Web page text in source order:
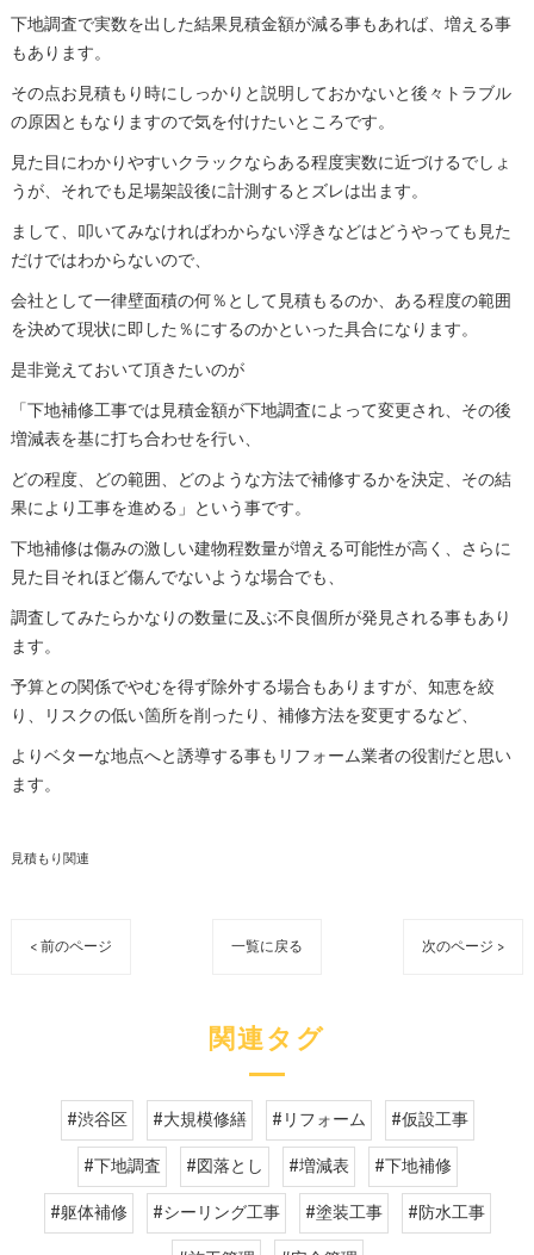
下地調査で実数を出した結果見積金額が減る事もあれば、増える事
もあります。
その点お見積もり時にしっかりと説明しておかないと後々トラブル
の原因ともなりますので気を付けたいところです。
見た目にわかりやすいクラックならある程度実数に近づけるでしょ
うが、それでも足場架設後に計測するとズレは出ます。
まして、叩いてみなければわからない浮きなどはどうやっても見た
だけではわからないので、
会社として一律壁面積の何％として見積もるのか、ある程度の範囲
を決めて現状に即した％にするのかといった具合になります。
是非覚えておいて頂きたいのが
「下地補修工事では見積金額が下地調査によって変更され、その後
増減表を基に打ち合わせを行い、
どの程度、どの範囲、どのような方法で補修するかを決定、その結
果により工事を進める」という事です。
下地補修は傷みの激しい建物程数量が増える可能性が高く、さらに
見た目それほど傷んでないような場合でも、
調査してみたらかなりの数量に及ぶ不良個所が発見される事もあり
ます。
予算との関係でやむを得ず除外する場合もありますが、知恵を絞
り、リスクの低い箇所を削ったり、補修方法を変更するなど、
よりベターな地点へと誘導する事もリフォーム業者の役割だと思い
ます。
見積もり関連
< 前のページ 一覧に戻る 次のページ >
関連タグ
#渋谷区 #大規模修繕 #リフォーム
#仮設工事
#下地調査
#図落とし #増減表
#下地補修
#躯体補修
#シーリング工事 #塗装工事
#防水工事